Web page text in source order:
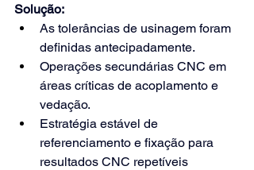
Solução:
As tolerâncias de usinagem foram
definidas antecipadamente.
Operações secundárias CNC em
áreas críticas de acoplamento e
vedação.
Estratégia estável de
referenciamento e fixação para
resultados CNC repetíveis